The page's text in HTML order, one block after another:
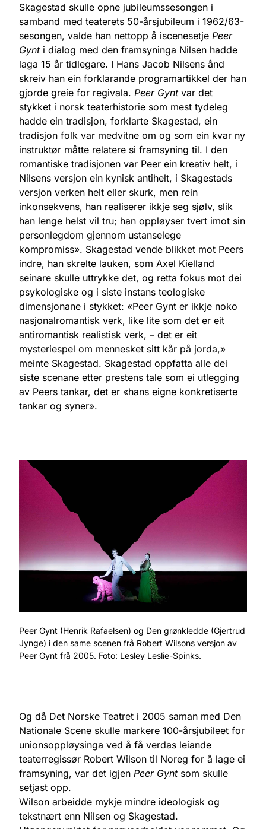
Skagestad skulle opne jubileumssesongen i
samband med teaterets 50-årsjubileum i 1962/63-
sesongen, valde han nettopp å iscenesetje Peer
Gynti dialog med den framsyninga Nilsen hadde
laga 15 år tidlegare. I Hans Jacob Nilsens ånd
skreiv han ein forklarande programartikkel der han
gjorde greie for regivala. Peer Gyntvar det
stykket i norsk teaterhistorie som mest tydeleg
hadde ein tradisjon, forklarte Skagestad, ein
tradisjon folk var medvitne om og som ein kvar ny
instruktør måtte relatere si framsyning til. I den
romantiske tradisjonen var Peer ein kreativ helt, i
Nilsens versjon ein kynisk antihelt, i Skagestads
versjon verken helt eller skurk, men rein
inkonsekvens, han realiserer ikkje seg sjølv, slik
han lenge helst vil tru; han oppløyser tvert imot sin
personlegdom gjennom ustanselege
kompromiss». Skagestad vende blikket mot Peers
indre, han skrelte lauken, som Axel Kielland
seinare skulle uttrykke det, og retta fokus mot dei
psykologiske og i siste instans teologiske
dimensjonane i stykket: «Peer Gynt er ikkje noko
nasjonalromantisk verk, like lite som det er eit
antiromantisk realistisk verk, – det er eit
mysteriespel om mennesket sitt kår på jorda,»
meinte Skagestad. Skagestad oppfatta alle dei
siste scenane etter prestens tale som ei utlegging
av Peers tankar, det er «hans eigne konkretiserte
tankar og syner».
Peer Gynt (Henrik Rafaelsen) og Den grønkledde (Gjertrud
Jynge) i den same scenen frå Robert Wilsons versjon av
Peer Gynt frå 2005. Foto: Lesley Leslie-Spinks.
Og då Det Norske Teatret i 2005 saman med Den
Nationale Scene skulle markere 100-årsjubileet for
unionsoppløysinga ved å få verdas leiande
teaterregissør Robert Wilson til Noreg for å lage ei
framsyning, var det igjen Peer Gyntsom skulle
setjast opp.
Wilson arbeidde mykje mindre ideologisk og
tekstnært enn Nilsen og Skagestad.